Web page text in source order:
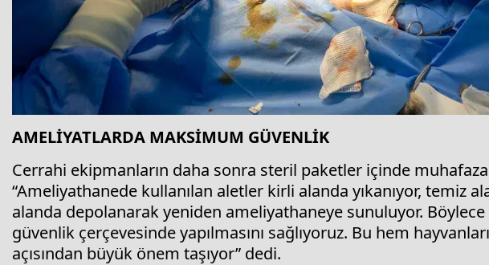
AMELİYATLARDA MAKSİMUM GÜVENLİK
Cerrahi ekipmanların daha sonra steril paketler içinde
“Ameliyathanede kullanılan aletler kirli alanda yıkanıyor, temiz
alanda depolanarak yeniden ameliyathaneye sunuluyor.
güvenlik çerçevesinde yapılmasını sağlıyoruz. Bu hem
açısından büyük önem taşıyor” dedi.